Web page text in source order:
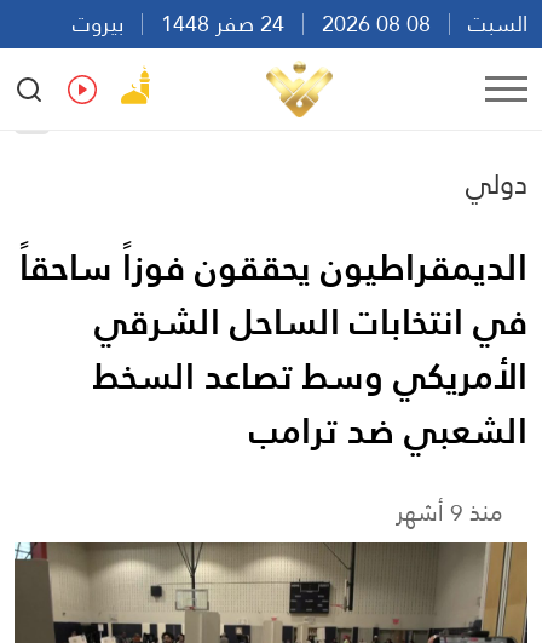
السبت
بيروت
01:34
Ar
دولي
الديمقراطيون يحققون فوزاً ساحقاً
في انتخابات الساحل الشرقي
الأمريكي وسط تصاعد السخط
الشعبي ضد ترامب
منذ 9 أشهر